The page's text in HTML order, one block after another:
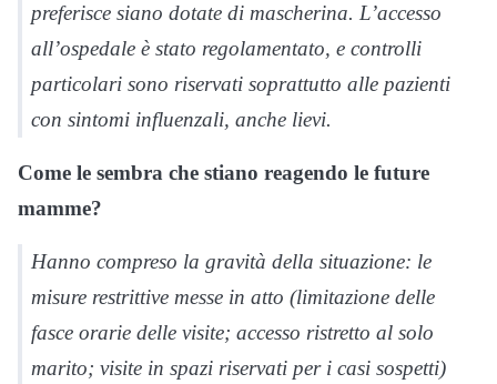
preferisce siano dotate di mascherina. L’accesso
all’ospedale è stato regolamentato, e controlli
particolari sono riservati soprattutto alle pazienti
con sintomi influenzali, anche lievi.
Come le sembra che stiano reagendo le future
mamme?
Hanno compreso la gravità della situazione: le
misure restrittive messe in atto (limitazione delle
fasce orarie delle visite; accesso ristretto al solo
marito; visite in spazi riservati per i casi sospetti)